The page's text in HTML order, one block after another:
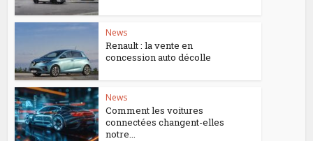
News
Renault : la vente en
concession auto décolle
News
Comment les voitures
connectées changent-elles
notre...